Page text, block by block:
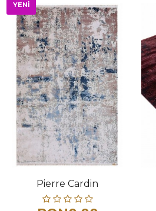
YENİ
Pierre Cardin